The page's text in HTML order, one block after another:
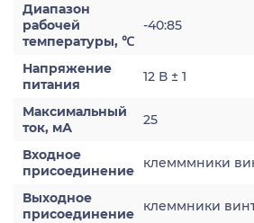
Диапазон
рабочей
температуры, ℃
-40:85
Напряжение
питания
12 В ± 1
Максимальный
ток, мА
25
Входное
присоединение
клемммники
Выходное
присоединение
клеммники